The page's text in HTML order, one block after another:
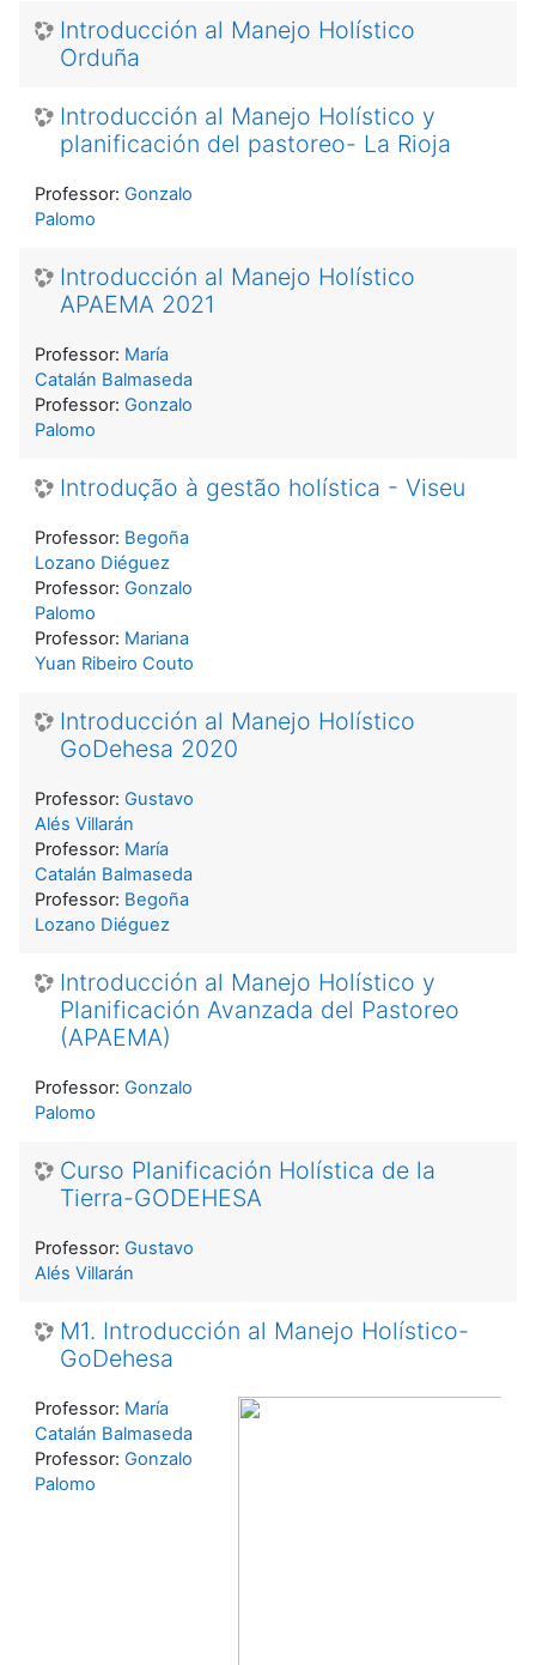
Introducción al Manejo Holístico
Orduña
Introducción al Manejo Holístico y
planificación del pastoreo- La Rioja
Professor: Gonzalo
Palomo
Introducción al Manejo Holístico
APAEMA 2021
Professor: María
Catalán Balmaseda
Professor: Gonzalo
Palomo
Introdução à gestão holística - Viseu
Professor: Begoña
Lozano Diéguez
Professor: Gonzalo
Palomo
Professor: Mariana
Yuan Ribeiro Couto
Introducción al Manejo Holístico
GoDehesa 2020
Professor: Gustavo
Alés Villarán
Professor: María
Catalán Balmaseda
Professor: Begoña
Lozano Diéguez
Introducción al Manejo Holístico y
Planificación Avanzada del Pastoreo
(APAEMA)
Professor: Gonzalo
Palomo
Curso Planificación Holística de la
Tierra-GODEHESA
Professor: Gustavo
Alés Villarán
M1. Introducción al Manejo Holístico-
GoDehesa
Professor: María
Catalán Balmaseda
Professor: Gonzalo
Palomo